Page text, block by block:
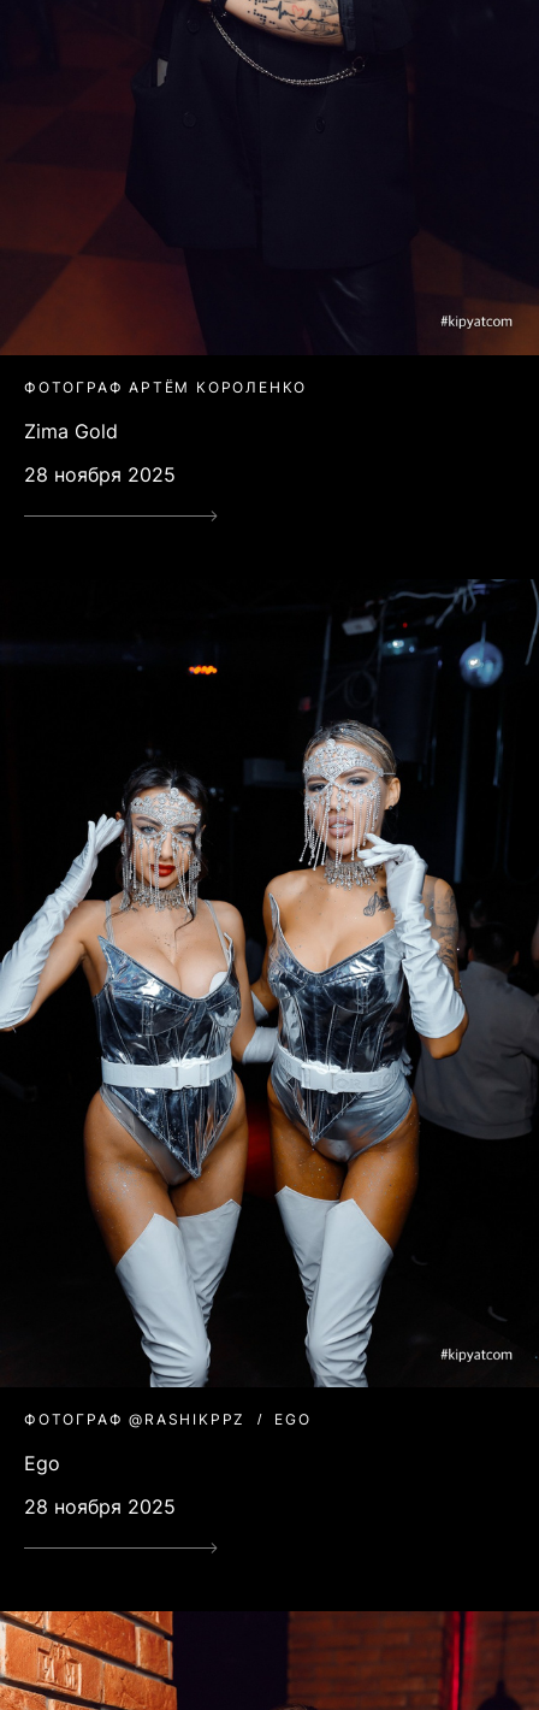
ФОТОГРАФ АРТЁМ КОРОЛЕНКО
Zima Gold
28 ноября 2025
ФОТОГРАФ @RASHIKPPZ EGO
Ego
28 ноября 2025